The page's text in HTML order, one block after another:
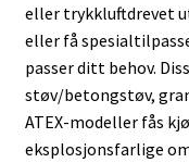
eller trykkluftdrevet
eller få
passer ditt behov.
støv/betongstøv,
ATEX-modeller fås
eksplosjonsfarlige